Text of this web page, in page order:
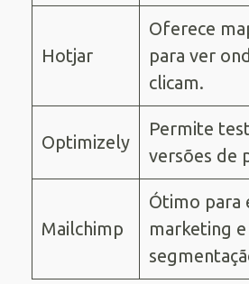
Hotjar
Oferece
para ver
clicam.
Optimizely
Permite
versões de
Mailchimp
Ótimo para
marketing e